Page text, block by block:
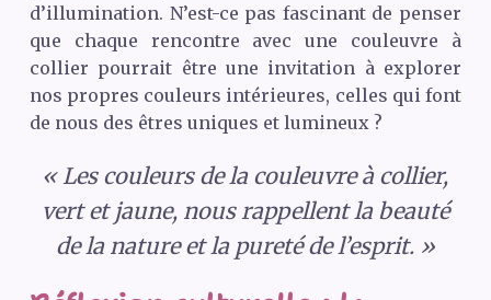
d’illumination. N’est-ce pas fascinant de penser
que chaque rencontre avec une couleuvre à
collier pourrait être une invitation à explorer
nos propres couleurs intérieures, celles qui font
de nous des êtres uniques et lumineux ?
« Les couleurs de la couleuvre à collier,
vert et jaune, nous rappellent la beauté
de la nature et la pureté de l’esprit. »